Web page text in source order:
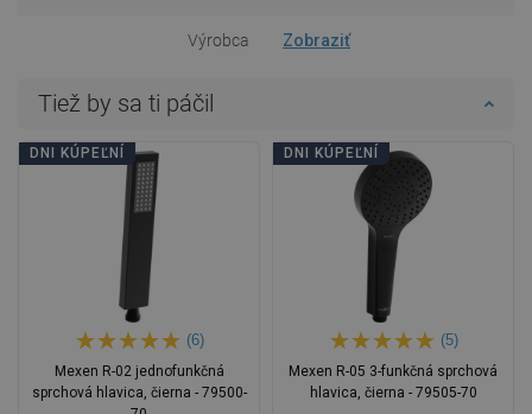
Výrobca Zobraziť
Tiež by sa ti páčil
DNI KÚPEĽNÍ
(6)
Mexen R-02 jednofunkčná
sprchová hlavica, čierna - 79500-
DNI KÚPEĽNÍ
(5)
Mexen R-05 3-funkčná sprchová
hlavica, čierna - 79505-70